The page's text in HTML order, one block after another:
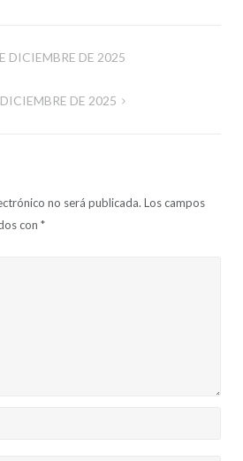
DICIEMBRE DE 2025
DE 2025
no será publicada. Los campos
con *